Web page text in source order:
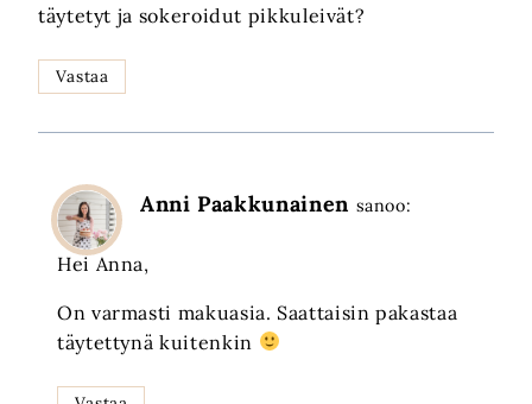
täytetyt ja sokeroidut pikkuleivät?
Vastaa
Anni Paakkunainen sanoo:
Hei Anna,
On varmasti makuasia. Saattaisin pakastaa
täytettynä kuitenkin